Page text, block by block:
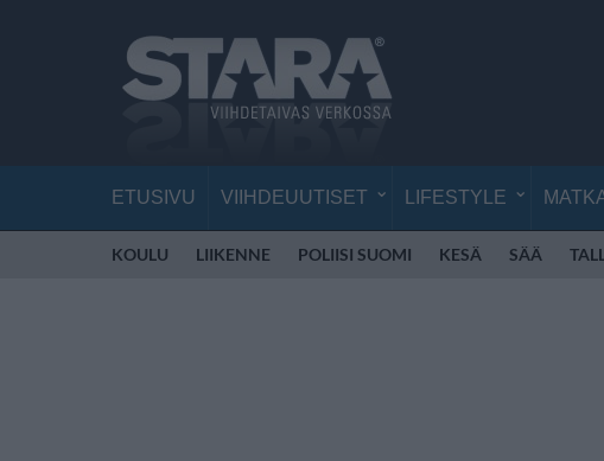
ETUSIVU VIIHDEUUTISET LIFESTYLE
KOULU LIIKENNE POLIISI SUOMI KESÄ SÄÄ